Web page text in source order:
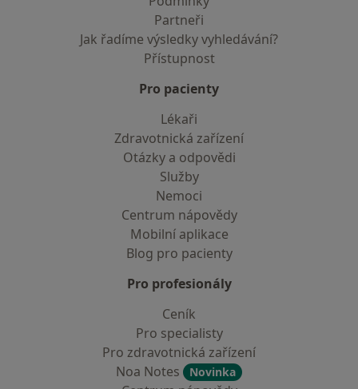
Partneři
Jak řadíme výsledky vyhledávání?
Přístupnost
Pro pacienty
Lékaři
Zdravotnická zařízení
Otázky a odpovědi
Služby
Nemoci
Centrum nápovědy
Mobilní aplikace
Blog pro pacienty
Pro profesionály
Ceník
Pro specialisty
Pro zdravotnická zařízení
Noa Notes
Novinka